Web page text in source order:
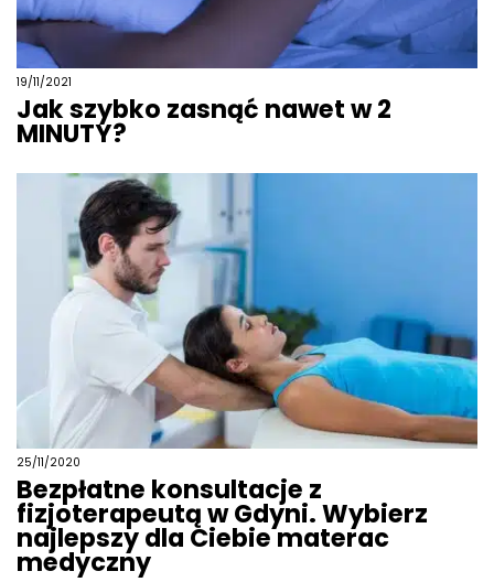
19/11/2021
Jak szybko zasnąć nawet w 2
MINUTY?
25/11/2020
Bezpłatne konsultacje z
fizjoterapeutą w Gdyni. Wybierz
najlepszy dla Ciebie materac
medyczny